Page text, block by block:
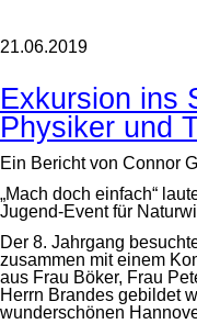
21.06.2019
Exkursion ins
Physiker und
Ein Bericht von Connor
„Mach doch einfach“
Jugend-Event für
Der 8. Jahrgang
zusammen mit einem
aus Frau Böker, Frau
Herrn Brandes gebildet
wunderschönen